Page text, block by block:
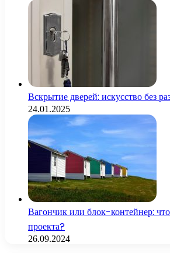
Вскрытие дверей: искусство без
24.01.2025
Вагончик или блок-контейнер:
проекта?
26.09.2024